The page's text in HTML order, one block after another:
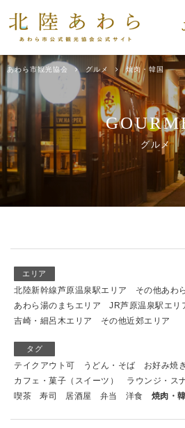
あわら市観光協会 グルメ 焼肉・韓国
グルメ
エリア
北陸新幹線芦原温泉駅エリア
その他あわ
あわら湯のまちエリア
JR芦原温泉駅エリ
吉崎・細呂木エリア
その他近郊エリア
タグ
テイクアウト可 うどん・そば
お好み焼
カフェ・菓子（スイーツ）
ラウンジ・ス
喫茶
寿司 居酒屋 弁当 洋食 焼肉・